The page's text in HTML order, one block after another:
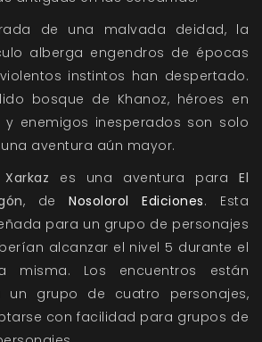
de una malvada deidad, la
alberga engendros de épocas
instintos han despertado.
bosque de Khanoz, héroes en
enemigos inesperados son solo
aventura aún mayor.
es una aventura para El
, deNosolorol Ediciones. Esta
para un grupo de personajes
alcanzar el nivel 5 durante el
misma. Los encuentros están
un grupo de cuatro personajes,
con facilidad para grupos de